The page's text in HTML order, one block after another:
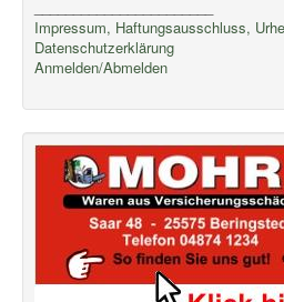
Impressum, Haftungsausschluss,
Datenschutzerklärung
Anmelden/Abmelden